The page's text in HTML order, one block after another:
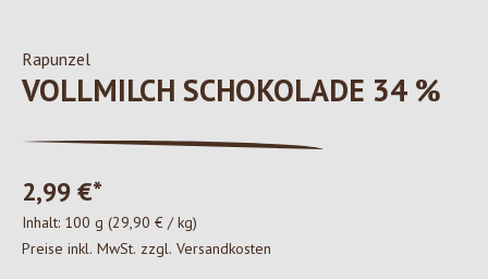
Rapunzel
VOLLMILCH SCHOKOLADE 34 %
2,99 €*
Inhalt: 100 g (29,90 € / kg)
Preise inkl. MwSt. zzgl. Versandkosten